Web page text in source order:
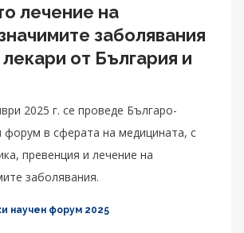
лечение на
заболявания
от България и
2025 г. се проведе Българо-
форум в сферата на медицината, с
превенция и лечение на
заболявания.
научен форум 2025